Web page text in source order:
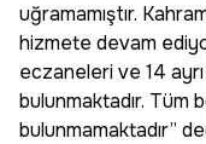
uğramamıştır.
hizmete devam
eczaneleri ve 14
bulunmaktadır. Tüm
bulunmamaktadır”